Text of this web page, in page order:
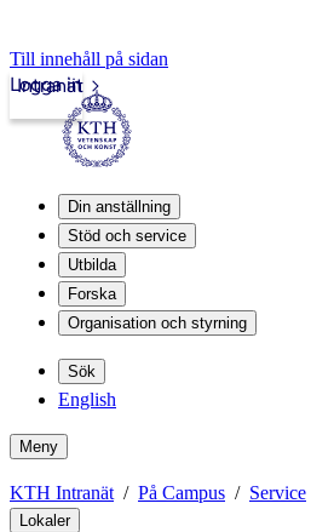
Till innehåll på sidan
Intranät
Logga in
Din anställning
Stöd och service
Utbilda
Forska
Organisation och styrning
Sök
English
Meny
KTH Intranät På Campus Service
Lokaler